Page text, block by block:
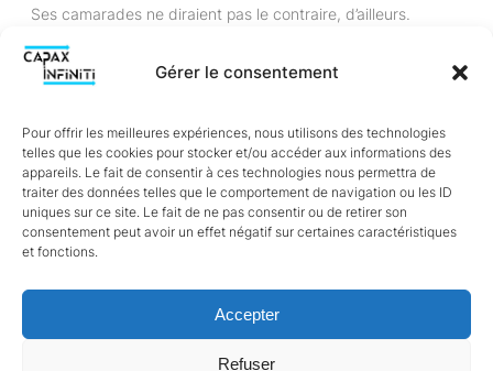
Gérer le consentement
Pour offrir les meilleures expériences, nous utilisons des technologies
telles que les cookies pour stocker et/ou accéder aux informations des
appareils. Le fait de consentir à ces technologies nous permettra de
traiter des données telles que le comportement de navigation ou les ID
uniques sur ce site. Le fait de ne pas consentir ou de retirer son
consentement peut avoir un effet négatif sur certaines caractéristiques
et fonctions.
Accepter
Refuser
Ses camarades ne diraient pas le contraire, d’ailleurs.
le génie, le sujet de ses recherches – aura plus d’une chose
à lui apprendre.